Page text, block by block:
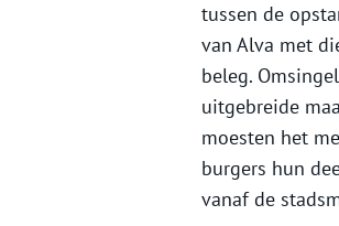
tussen de
van Alva met
beleg.
uitgebreide
moesten het
burgers hun
vanaf de